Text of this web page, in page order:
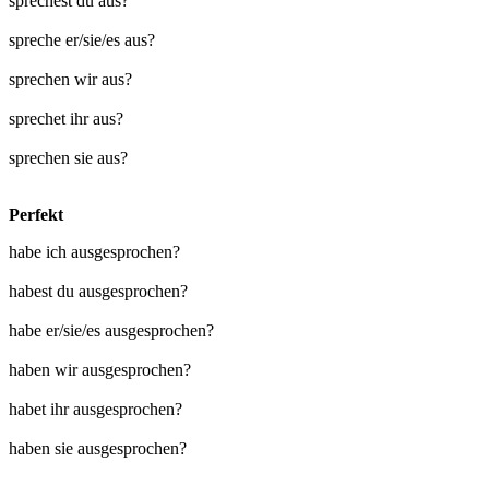
spreche er/sie/es aus?
sprechen wir aus?
sprechet ihr aus?
sprechen sie aus?
Perfekt
habe ich ausgesprochen?
habest du ausgesprochen?
habe er/sie/es ausgesprochen?
haben wir ausgesprochen?
habet ihr ausgesprochen?
haben sie ausgesprochen?